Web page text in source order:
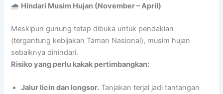
🌧️ Hindari Musim Hujan (November – April)
Meskipun gunung tetap dibuka untuk pendakian
(tergantung kebijakan Taman Nasional), musim hujan
sebaiknya dihindari.
Risiko yang perlu kakak pertimbangkan:
Jalur licin dan longsor. Tanjakan terjal jadi tantangan